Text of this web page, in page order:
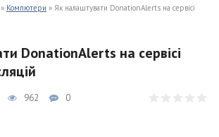
» Компютери » Як налаштувати DonationAlerts на сервісі
DonationAlerts на сервісі
962 0